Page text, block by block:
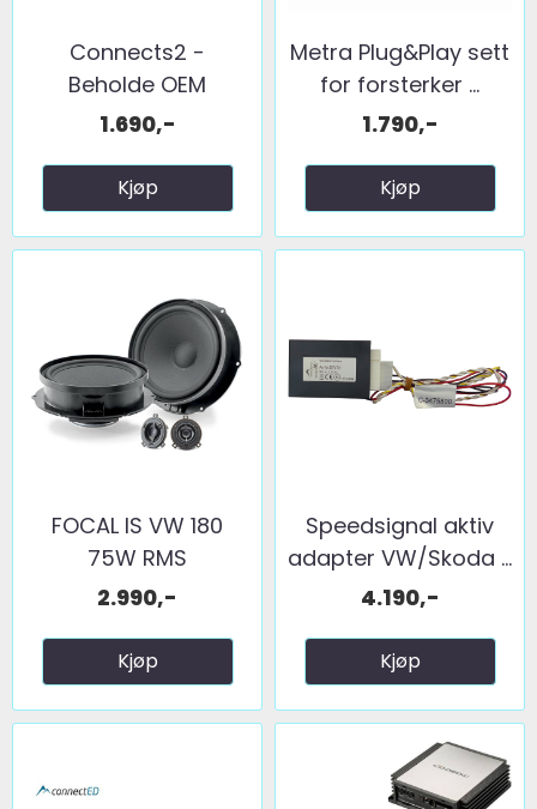
Connects2 -
Beholde OEM
ryggekam. (LOW) ...
1.690,-
Kjøp
Metra Plug&Play sett
for forsterker ...
1.790,-
Kjøp
FOCAL IS VW 180
75W RMS
2.990,-
Kjøp
Speedsignal aktiv
adapter VW/Skoda ...
4.190,-
Kjøp